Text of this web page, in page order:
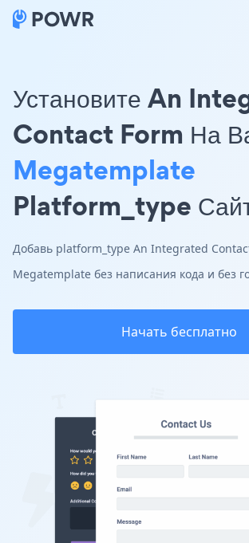
Установите An
Contact Form На
Megatemplate
Platform_type
Добавь platform_type An Integrated
Megatemplate без написания кода и без
Начать бесплатно